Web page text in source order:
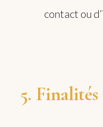
contact ou
5.